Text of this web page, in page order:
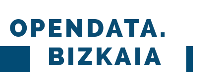
OPENDATA.
BIZKAIA